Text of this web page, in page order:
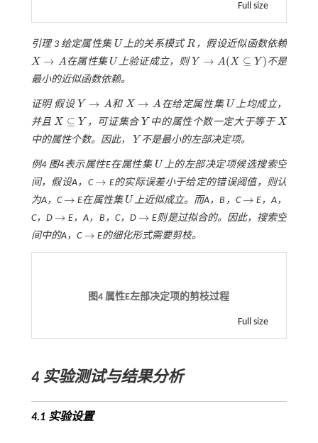
Full size
引理 3给定属性集 U
U 上的关系模式 R
R ，假设近似函数依赖
X → A
X→A 在属性集 U
U 上验证成立，则 Y → A(X ⊆ Y )
Y A( X⊆Y)
不是
最小的近似函数依赖。
证明假设 Y → A
Y→A 和 X → A
X→A 在给定属性集 U
U 上均成立，
并且 X ⊆ Y
X⊆Y ，可证集合 Y
Y 中的属性个数一定大于等于 X
X
中的属性个数。因此，
Y
Y 不是最小的左部决定项。
例4 图4表示属性E在属性集 U
U 上的左部决定项候选搜索空
间，假设A， C →
→ E的实际误差小于给定的错误阈值，则认
为A， C →
→ E在属性集 U
U 上近似成立。而A，B ， C →
→ E，A，
C， D →
→ E，A， B ， C， D →
→ E则是过拟合的。因此，搜索空
间中的A， C →
→ E的细化形式需要剪枝。
图4 属性E左部决定项的剪枝过程
Full size
4 实验测试与结果分析
4.1 实验设置